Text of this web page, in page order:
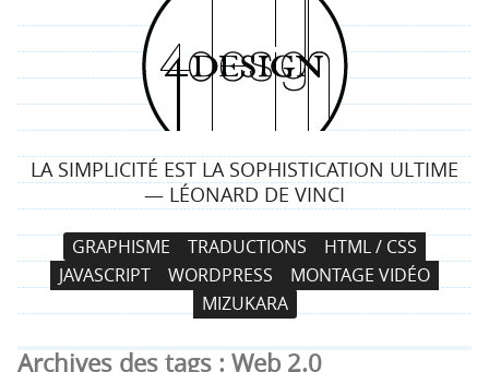
4
d
e
s
i
g
LA SIMPLICITÉ EST LA SOPHISTICATION ULTIME
— LÉONARD DE VINCI
g
r
GRAPHISME TRADUCTIONS
HTML / CSS
JAVASCRIPT
WORDPRESS
MONTAGE VIDÉO
MIZUKARA
Archives des tags : Web 2.0